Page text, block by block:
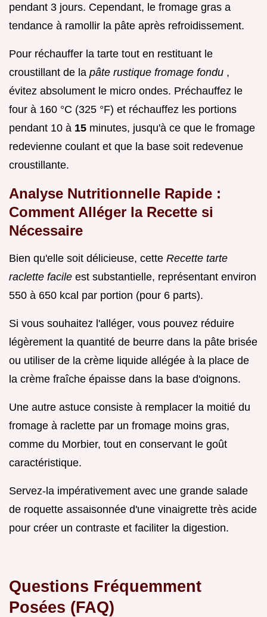
pendant 3 jours. Cependant, le fromage gras a
tendance à ramollir la pâte après refroidissement.
Pour réchauffer la tarte tout en restituant le
croustillant de la pâte rustique fromage fondu ,
évitez absolument le micro ondes. Préchauffez le
four à 160 °C (325 °F) et réchauffez les portions
pendant 10 à 15 minutes, jusqu'à ce que le fromage
redevienne coulant et que la base soit redevenue
croustillante.
Analyse Nutritionnelle Rapide :
Comment Alléger la Recette si
Nécessaire
Bien qu'elle soit délicieuse, cette Recette tarte
raclette facile est substantielle, représentant environ
550 à 650 kcal par portion (pour 6 parts).
Si vous souhaitez l'alléger, vous pouvez réduire
légèrement la quantité de beurre dans la pâte brisée
ou utiliser de la crème liquide allégée à la place de
la crème fraîche épaisse dans la base d'oignons.
Une autre astuce consiste à remplacer la moitié du
fromage à raclette par un fromage moins gras,
comme du Morbier, tout en conservant le goût
caractéristique.
Servez-la impérativement avec une grande salade
de roquette assaisonnée d'une vinaigrette très acide
pour créer un contraste et faciliter la digestion.
Questions Fréquemment
Posées (FAQ)